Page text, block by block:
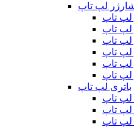
لپ تاپ
باتری لپ تاپ